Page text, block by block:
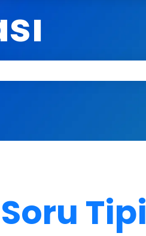
Tipi